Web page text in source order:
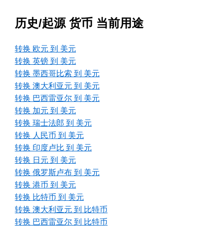
历史/起源 货币 当前用途
转换 欧元 到 美元
转换 英镑 到 美元
转换 墨西哥比索 到 美元
转换 澳大利亚元 到 美元
转换 巴西雷亚尔 到 美元
转换 加元 到 美元
转换 瑞士法郎 到 美元
转换 人民币 到 美元
转换 印度卢比 到 美元
转换 日元 到 美元
转换 俄罗斯卢布 到 美元
转换 港币 到 美元
转换 比特币 到 美元
转换 澳大利亚元 到 比特币
转换 巴西雷亚尔 到 比特币